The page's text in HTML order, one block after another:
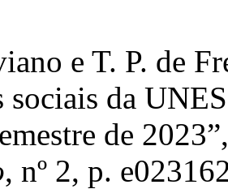
e T. P. de
sociais da
de
, nº 2, p.